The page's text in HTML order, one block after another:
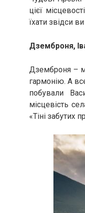
цієї
їхати звідси
Дземброня,
Дземброня –
гармонію. А
побували
місцевість
«Тіні забутих